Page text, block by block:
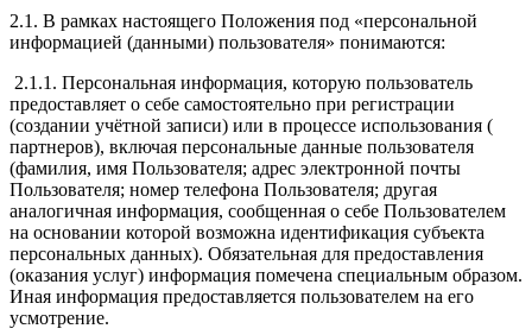
2.1. В рамках настоящего Положения под «персональной
информацией (данными) пользователя» понимаются:
2.1.1. Персональная информация, которую пользователь
предоставляет о себе самостоятельно при регистрации
(создании учётной записи) или в процессе использования (
партнеров), включая персональные данные пользователя
(фамилия, имя Пользователя; адрес электронной почты
Пользователя; номер телефона Пользователя; другая
аналогичная информация, сообщенная о себе Пользователем
на основании которой возможна идентификация субъекта
персональных данных). Обязательная для предоставления
(оказания услуг) информация помечена специальным образом.
Иная информация предоставляется пользователем на его
усмотрение.